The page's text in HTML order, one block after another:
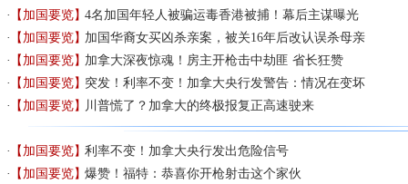
【加国要览】4名加国年轻人被骗运毒香港被捕！幕后主谋曝光
【加国要览】加国华裔女买凶杀亲案，被关16年后改认误杀母亲
【加国要览】加拿大深夜惊魂！房主开枪击中劫匪 省长狂赞
【加国要览】突发！利率不变！加拿大央行发警告：情况在变坏
【加国要览】 川普慌了？加拿大的终极报复正高速驶来
【加国要览】利率不变！加拿大央行发出危险信号
【加国要览】爆赞！福特：恭喜你开枪射击这个家伙